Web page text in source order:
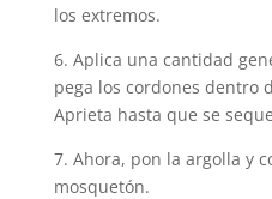
los extremos.
6. Aplica una cantidad
pega los cordones dentro
Aprieta hasta que se
7. Ahora, pon la argolla y
mosquetón.